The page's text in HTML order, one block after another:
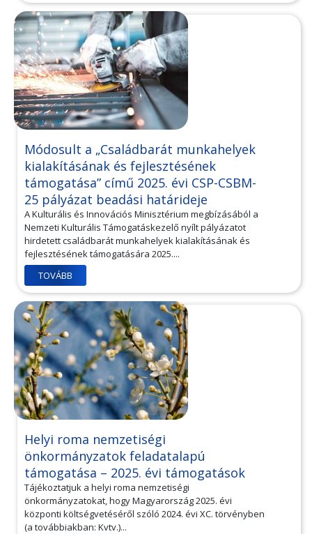
Módosult a „Családbarát munkahelyek
kialakításának és fejlesztésének
támogatása” című 2025. évi CSP-CSBM-
25 pályázat beadási határideje
A Kulturális és Innovációs Minisztérium megbízásából a
Nemzeti Kulturális Támogatáskezelő nyílt pályázatot
hirdetett családbarát munkahelyek kialakításának és
fejlesztésének támogatására 2025....
TOVÁBB
Helyi roma nemzetiségi
önkormányzatok feladatalapú
támogatása – 2025. évi támogatások
Tájékoztatjuk a helyi roma nemzetiségi
önkormányzatokat, hogy Magyarország 2025. évi
központi költségvetéséről szóló 2024. évi XC. törvényben
(a továbbiakban: Kvtv.)...